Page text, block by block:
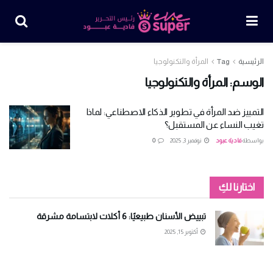
الرئيسية Tag المرأة والتكنولوجيا
الوسم:المرأة والتكنولوجيا
التمييز ضد المرأة في تطوير الذكاء الاصطناعي: لماذا
تغيب النساء عن المستقبل؟
بواسطةفادية عبود نوفمبر 3, 2025 0
اختارنا لكِ
تبييض الأسنان طبيعيًا: 6 أكلات لابتسامة مشرقة
أكتوبر 15, 2025